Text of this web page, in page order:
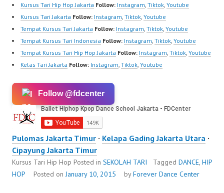
Kursus Tari Hip Hop Jakarta Follow: Instagram, Tiktok, Youtube
Kursus Tari Jakarta Follow: Instagram, Tiktok, Youtube
Tempat Kursus Tari Jakarta Follow: Instagram, Tiktok, Youtube
Tempat Kursus Tari Indonesia Follow: Instagram, Tiktok, Youtube
Tempat Kursus Tari Hip Hop Jakarta Follow: Instagram, Tiktok, Youtube
Kelas Tari Jakarta Follow: Instagram, Tiktok, Youtube
Follow @fdcenter
Pulomas Jakarta Timur · Kelapa Gading Jakarta Utara ·
Cipayung Jakarta Timur
Kursus Tari Hip Hop Posted in SEKOLAH TARI Tagged DANCE, HIP
HOP
Posted onJanuary 10, 2015 byForever Dance Center